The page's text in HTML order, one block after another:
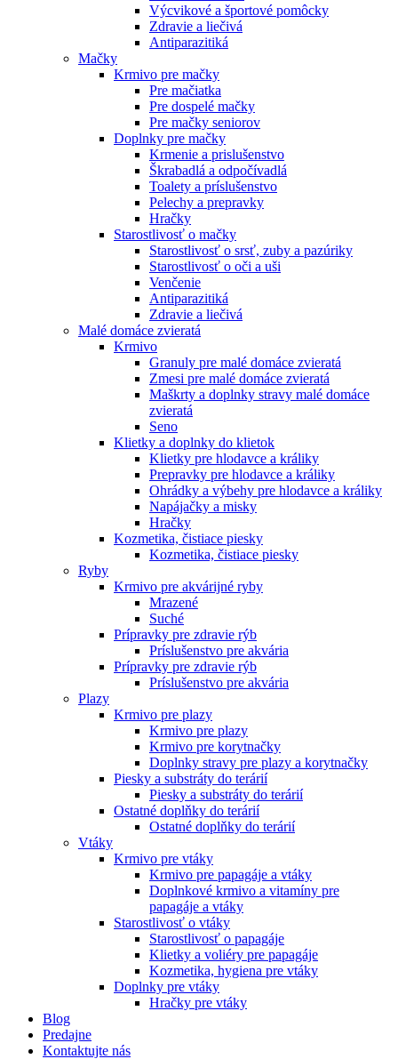
Výcvikové a športové pomôcky
Zdravie a liečivá
Antiparazitiká
Mačky
Krmivo pre mačky
Pre mačiatka
Pre dospelé mačky
Pre mačky seniorov
Doplnky pre mačky
Krmenie a prislušenstvo
Škrabadlá a odpočívadlá
Toalety а príslušenstvo
Pelechy a prepravky
Hračky
Starostlivosť o mačky
Starostlivosť o srsť, zuby a pazúriky
Starostlivosť o oči a uši
Venčenie
Antiparazitiká
Zdravie a liečivá
Malé domáce zvieratá
Krmivo
Granuly pre malé domáce zvieratá
Zmesi pre malé domáce zvieratá
Maškrty a doplnky stravy malé domáce
zvieratá
Seno
Klietky a doplnky do klietok
Klietky pre hlodavce a králiky
Prepravky pre hlodavce a králiky
Ohrádky a výbehy pre hlodavce a králiky
Napájačky a misky
Hračky
Kozmetika, čistiace piesky
Kozmetika, čistiace piesky
Ryby
Krmivo pre akvárijné ryby
Mrazené
Suché
Prípravky pre zdravie rýb
Príslušenstvo pre akvária
Prípravky pre zdravie rýb
Príslušenstvo pre akvária
Plazy
Krmivo pre plazy
Krmivo pre plazy
Krmivo pre korytnačky
Doplnky stravy pre plazy a korytnačky
Piesky a substráty do terárií
Piesky a substráty do terárií
Ostatné doplňky do terárií
Ostatné doplňky do terárií
Vtáky
Krmivo pre vtáky
Krmivo pre papagáje a vtáky
Doplnkové krmivo a vitamíny pre
papagáje a vtáky
Starostlivosť o vtáky
Starostlivosť o papagáje
Klietky a voliéry pre papagáje
Kozmetika, hygiena pre vtáky
Doplnky pre vtáky
Hračky pre vtáky
Blog
Predajne
Kontaktujte nás